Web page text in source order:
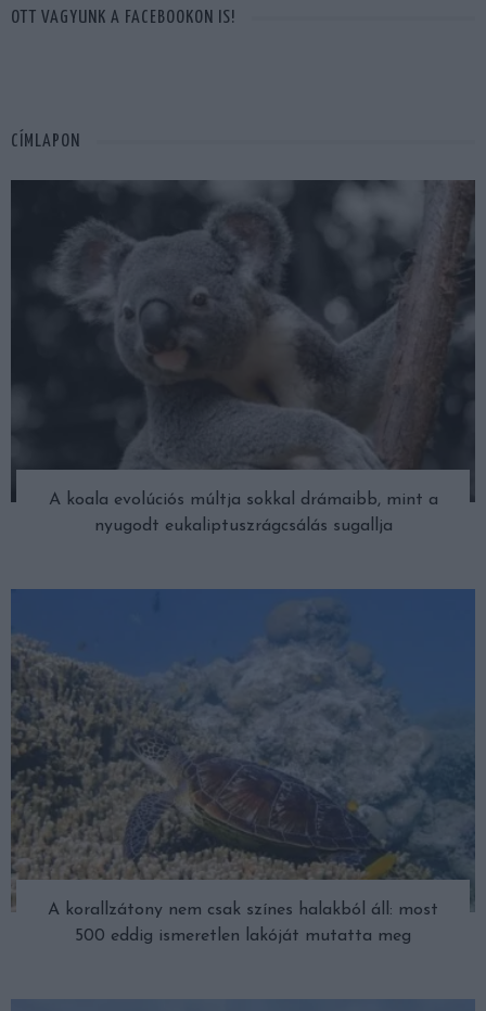
OTT VAGYUNK A FACEBOOKON IS!
CÍMLAPON
A koala evolúciós múltja sokkal drámaibb, mint a
nyugodt eukaliptuszrágcsálás sugallja
A korallzátony nem csak színes halakból áll: most
500 eddig ismeretlen lakóját mutatta meg